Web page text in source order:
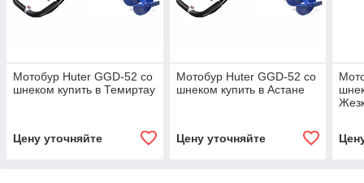
Мотобур Huter GGD-52 со
шнеком купить в Темиртау
Цену уточняйте
Мотобур Huter GGD-52 со
шнеком купить в Астане
Цену уточняйте